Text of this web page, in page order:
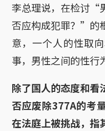
李总理说，在检讨“
否应构成犯罪？”的
意，一个人的性取
事，男性之间的性行
除了国人的态度和看
否应废除377A的考
在法庭上被挑战，指